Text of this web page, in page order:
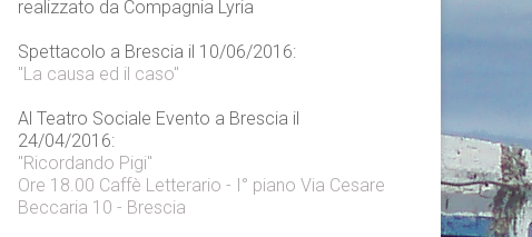
realizzato da Compagnia Lyria
Spettacolo a Brescia il 10/06/2016:
"La causa ed il caso"
Al Teatro Sociale Evento a Brescia il
24/04/2016:
"Ricordando Pigi"
Ore 18.00 Caffè Letterario - I° piano Via Cesare
Beccaria 10 - Brescia